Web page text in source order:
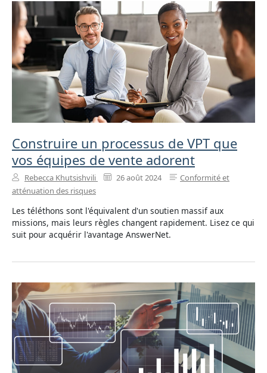
Construire un processus de VPT que
vos équipes de vente adorent
Rebecca Khutsishvili 26 août 2024
Conformité et
atténuation des risques
Les téléthons sont l'équivalent d'un soutien massif aux
missions, mais leurs règles changent rapidement. Lisez ce qui
suit pour acquérir l'avantage AnswerNet.